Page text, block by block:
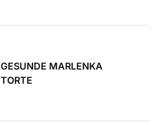
GESUNDE MARLENKA
TORTE